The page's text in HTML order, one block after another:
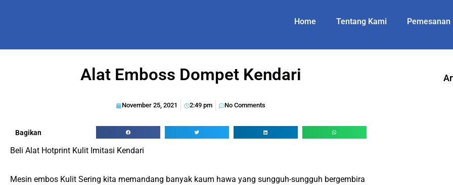
Home Tentang Kami Pemesanan
Alat Emboss Dompet Kendari
November 25, 2021 2:49 pm No Comments
Bagikan
Beli Alat Hotprint Kulit Imitasi Kendari
Mesin embos Kulit Sering kita memandang banyak kaum hawa yang sungguh-sungguh bergembira